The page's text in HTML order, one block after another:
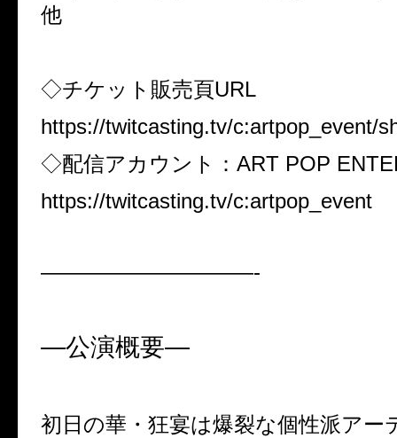
他
◇チケット販売頁URL
https://twitcasting.tv/c:artpop_event/
◇配信アカウント： ART POP
https://twitcasting.tv/c:artpop_event
——————————-
―公演概要―
初日の華・狂宴は爆裂な個性派アー